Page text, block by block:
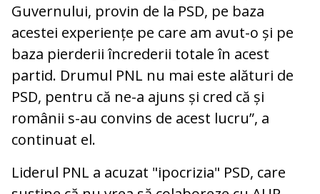
Guvernului, provin de la PSD, pe baza
acestei experiențe pe care am avut-o și pe
baza pierderii încrederii totale în acest
partid. Drumul PNL nu mai este alături de
PSD, pentru că ne-a ajuns și cred că și
românii s-au convins de acest lucru”, a
continuat el.
Liderul PNL a acuzat "ipocrizia" PSD, care